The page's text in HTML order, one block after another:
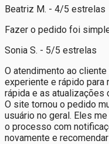
Beatriz M. - 4/5 estrelas
Fazer o pedido foi
Sonia S. - 5/5 estrelas
O atendimento ao
experiente e rápido para
rápida e as atualizações
O site tornou o pedido
usuário no geral. Eles
o processo com
novamente e